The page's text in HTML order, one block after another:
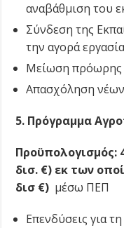
αναβάθμιση του
Σύνδεση της
την αγορά
Μείωση πρόωρης
Απασχόληση νέων
5. Πρόγραμμα
Προϋπολογισμός:
δισ. €) εκ των
δισ €) μέσω ΠΕΠ
Επενδύσεις για